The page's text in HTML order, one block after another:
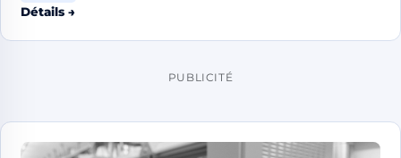
Détails →
PUBLICITÉ